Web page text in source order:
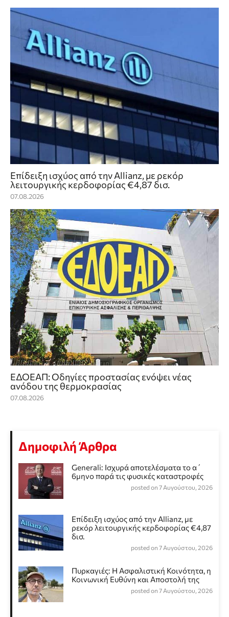
Επίδειξη ισχύος από την Allianz, με ρεκόρ
λειτουργικής κερδοφορίας €4,87 δισ.
07.08.2026
ΕΔΟΕΑΠ: Οδηγίες προστασίας ενόψει νέας
ανόδου της θερμοκρασίας
07.08.2026
Δημοφιλή Άρθρα
Generali: Ισχυρά αποτελέσματα το α΄
6μηνο παρά τις φυσικές καταστροφές
posted on 7 Αυγούστου, 2026
Επίδειξη ισχύος από την Allianz, με
ρεκόρ λειτουργικής κερδοφορίας €4,87
δισ.
posted on 7 Αυγούστου, 2026
Πυρκαγιές: Η Ασφαλιστική Κοινότητα, η
Κοινωνική Ευθύνη και Αποστολή της
posted on 7 Αυγούστου, 2026